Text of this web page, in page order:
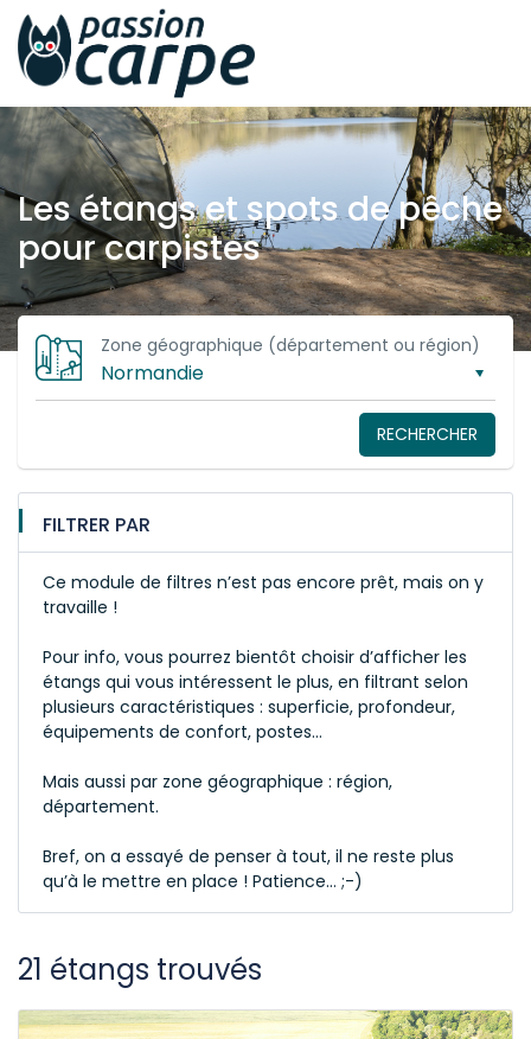
Les étangs et spots de pêche
pour carpistes
Zone géographique (département ou région)
RECHERCHER
FILTRER PAR
Ce module de filtres n’est pas encore prêt, mais on y
travaille !
Pour info, vous pourrez bientôt choisir d’afficher les
étangs qui vous intéressent le plus, en filtrant selon
plusieurs caractéristiques : superficie, profondeur,
équipements de confort, postes…
Mais aussi par zone géographique : région,
département.
Bref, on a essayé de penser à tout, il ne reste plus
qu’à le mettre en place ! Patience… ;-)
21 étangs trouvés